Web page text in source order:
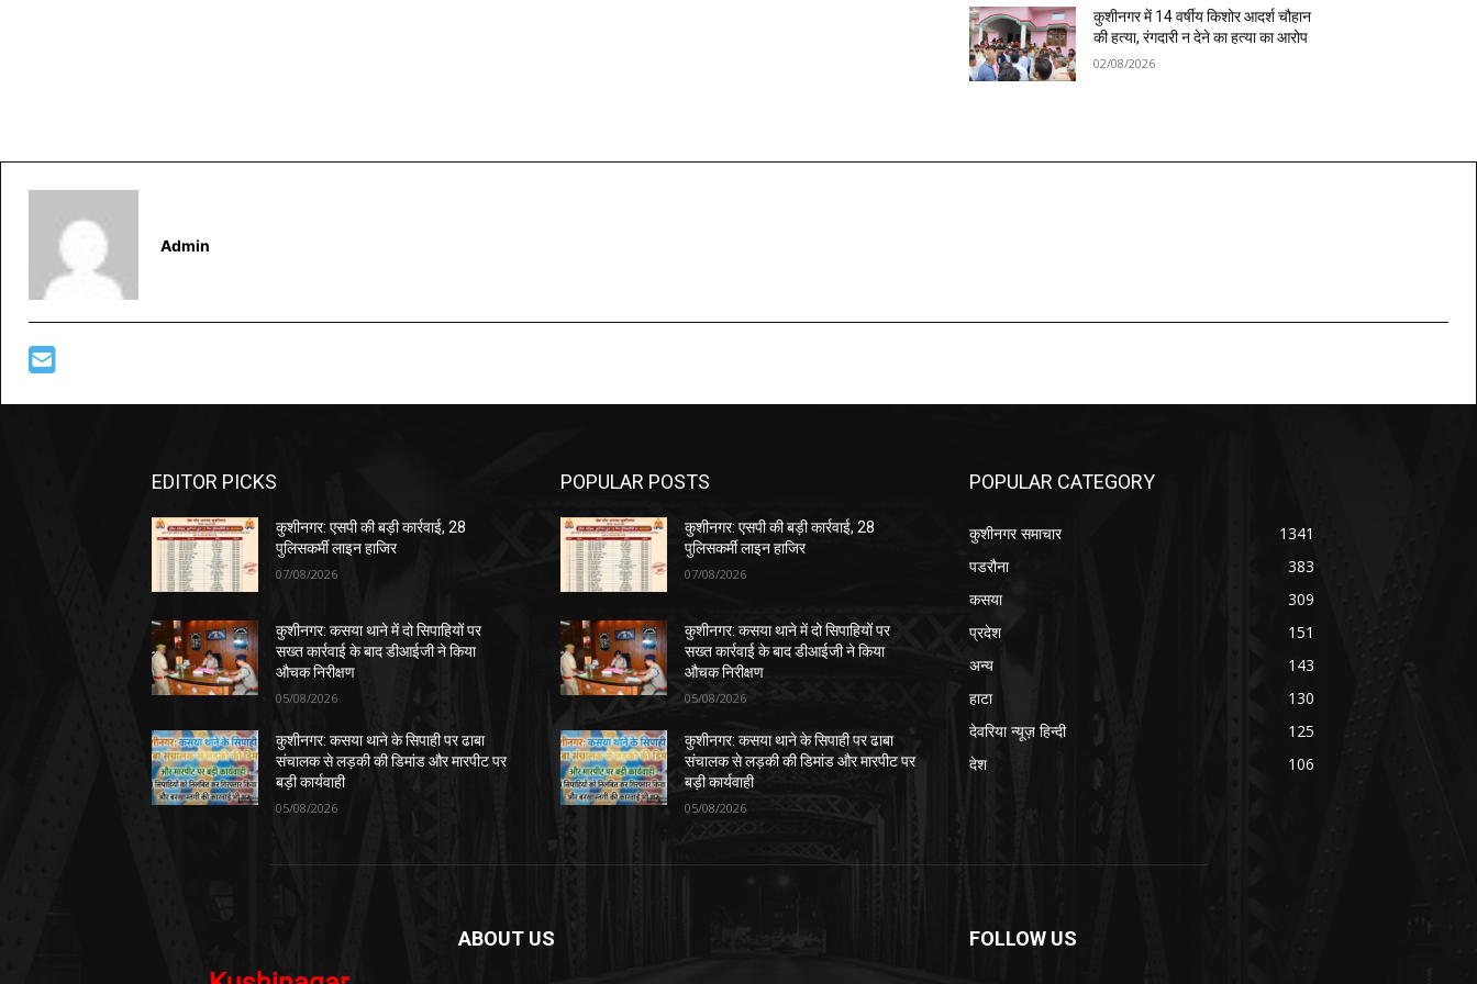
कुशीनगर में 14 वर्षीय किशोर आदर्श चौहान
की हत्या, रंगदारी न देने का हत्या का आरोप
02/08/2026
Admin
EDITOR PICKS
कुशीनगर: एसपी की बड़ी कार्रवाई, 28
पुलिसकर्मी लाइन हाजिर
07/08/2026
कुशीनगर: कसया थाने में दो सिपाहियों पर
सख्त कार्रवाई के बाद डीआईजी ने किया
औचक निरीक्षण
05/08/2026
कुशीनगर: कसया थाने के सिपाही पर ढाबा
संचालक से लड़की की डिमांड और मारपीट पर
बड़ी कार्यवाही
05/08/2026
POPULAR POSTS
कुशीनगर: एसपी की बड़ी कार्रवाई, 28
पुलिसकर्मी लाइन हाजिर
07/08/2026
कुशीनगर: कसया थाने में दो सिपाहियों पर
सख्त कार्रवाई के बाद डीआईजी ने किया
औचक निरीक्षण
05/08/2026
कुशीनगर: कसया थाने के सिपाही पर ढाबा
संचालक से लड़की की डिमांड और मारपीट पर
बड़ी कार्यवाही
05/08/2026
POPULAR CATEGORY
कुशीनगर समाचार
1341
पडरौना
383
कसया
309
प्रदेश
151
अन्य
143
हाटा
130
देवरिया न्यूज़ हिन्दी
125
देश
106
ABOUT US FOLLOW US